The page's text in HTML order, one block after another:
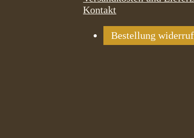
Kontakt
Bestellung